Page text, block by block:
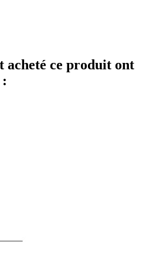
acheté ce produit ont